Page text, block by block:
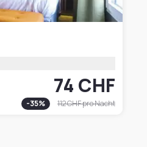
74 CHF
-35% 112 CHFpro Nacht